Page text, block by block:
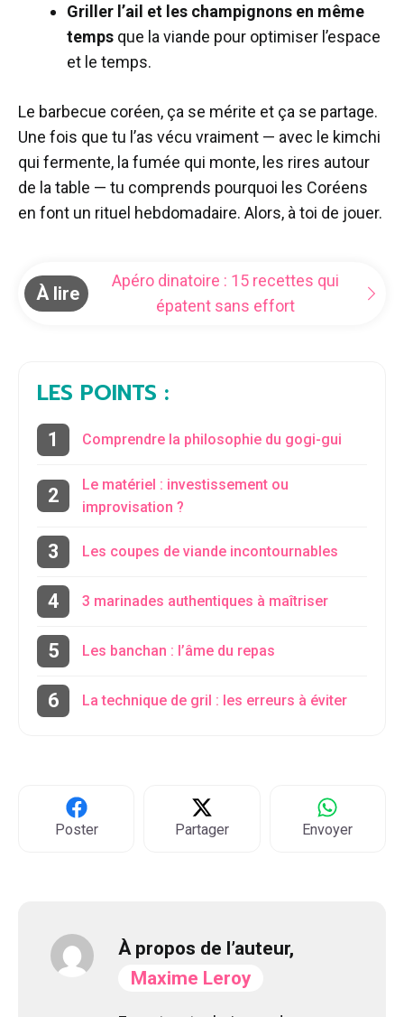
Griller l’ail et les champignons en même
temps que la viande pour optimiser l’espace
et le temps.
Le barbecue coréen, ça se mérite et ça se partage.
Une fois que tu l’as vécu vraiment — avec le kimchi
qui fermente, la fumée qui monte, les rires autour
de la table — tu comprends pourquoi les Coréens
en font un rituel hebdomadaire. Alors, à toi de jouer.
À lire
Apéro dinatoire : 15 recettes qui
épatent sans effort
LES POINTS :
Comprendre la philosophie du gogi-gui
Le matériel : investissement ou
improvisation ?
Les coupes de viande incontournables
3 marinades authentiques à maîtriser
Les banchan : l’âme du repas
La technique de gril : les erreurs à éviter
Poster Partager Envoyer
À propos de l’auteur,
Maxime Leroy